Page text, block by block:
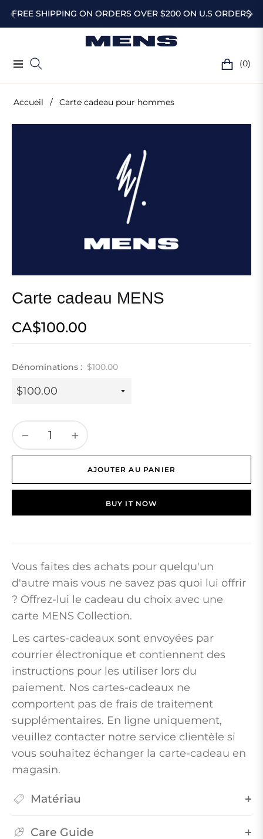
FREE SHIPPING ON ORDERS OVER $200 ON U.S ORDERS
Navigation Chariot
(0)
Accueil / Carte cadeau pour hommes
Carte cadeau MENS
Prix
CA$100.00
Dénominations : $100.00
AJOUTER AU PANIER
BUY IT NOW
Vous faites des achats pour quelqu'un
d'autre mais vous ne savez pas quoi lui offrir
? Offrez-lui le cadeau du choix avec une
carte MENS Collection.
Les cartes-cadeaux sont envoyées par
courrier électronique et contiennent des
instructions pour les utiliser lors du
paiement. Nos cartes-cadeaux ne
comportent pas de frais de traitement
supplémentaires. En ligne uniquement,
veuillez contacter notre service clientèle si
vous souhaitez échanger la carte-cadeau en
magasin.
Matériau
Care Guide